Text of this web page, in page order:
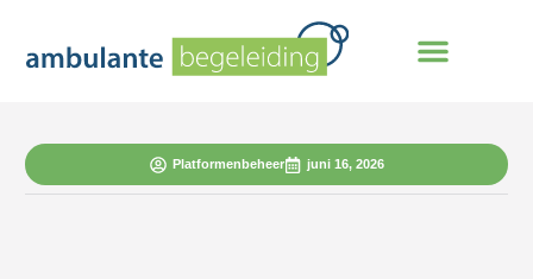
Platformenbeheer juni 16, 2026